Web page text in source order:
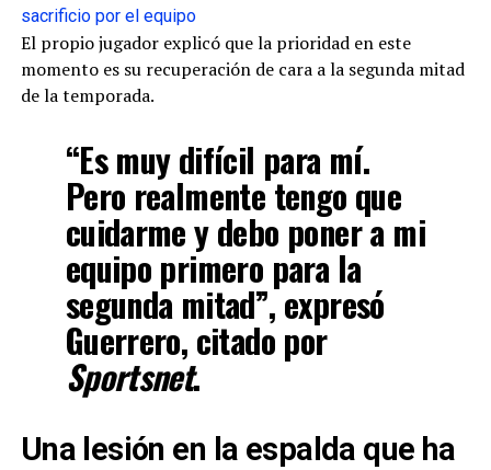
sacrificio por el equipo
El propio jugador explicó que la prioridad en este
momento es su recuperación de cara a la segunda mitad
de la temporada.
“Es muy difícil para mí.
Pero realmente tengo que
cuidarme y debo poner a mi
equipo primero para la
segunda mitad”, expresó
Guerrero, citado por
Sportsnet.
Una lesión en la espalda que ha